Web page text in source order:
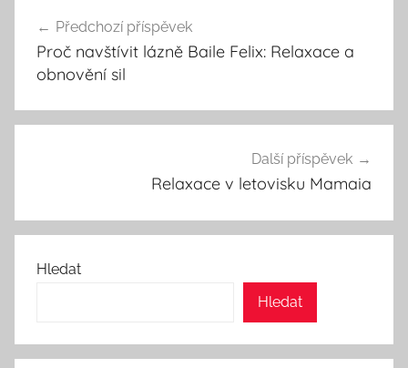
pro
příspěvek
Předchozí příspěvek
Proč navštívit lázně Baile Felix: Relaxace a
obnovění sil
Další příspěvek
Relaxace v letovisku Mamaia
Hledat
Hledat